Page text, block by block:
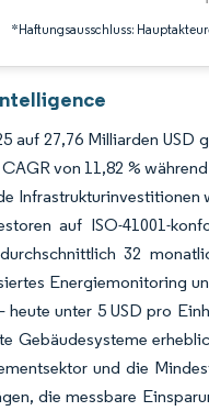
*Haftungsausschluss:
27,76 Milliarden USD
von 11,82 %
Infrastrukturinvestitionen
auf ISO-41001-
32
Energiemonitoring
unter 5 USD pro
Gebäudesysteme
und die
die messbare